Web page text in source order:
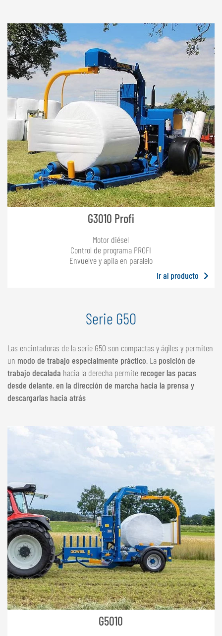
G3010 Profi
Motor diésel
Control de programa PROFI
Envuelve y apila en paralelo
Ir al producto
Serie G50
Las encintadoras de la serie G50 son compactas y ágiles y permiten
un modo de trabajo especialmente práctico. La posición de
trabajo decalada hacia la derecha permite recoger las pacas
desde delante, en la dirección de marcha hacia la prensa y
descargarlas hacia atrás
G5010